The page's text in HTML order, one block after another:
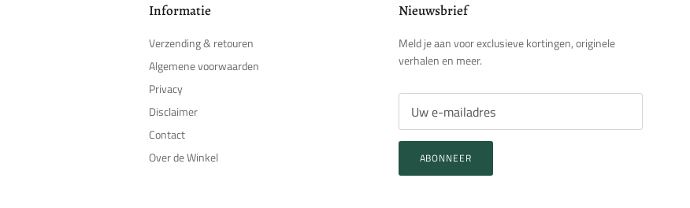
Informatie
Verzending & retouren
Algemene voorwaarden
Privacy
Disclaimer
Contact
Over de Winkel
Nieuwsbrief
Meld je aan voor exclusieve kortingen, originele
verhalen en meer.
ABONNEER